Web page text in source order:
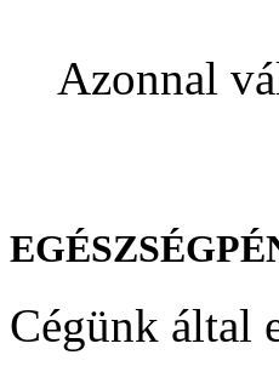
Azonnal
Cégünk által